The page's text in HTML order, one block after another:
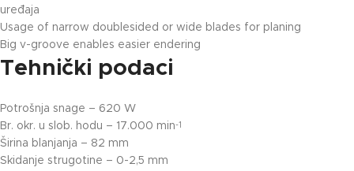
uređaja
Usage of narrow doublesided or wide blades for planing
Big v-groove enables easier endering
Tehnički podaci
Potrošnja snage – 620 W
Br. okr. u slob. hodu – 17.000 min-1
Širina blanjanja – 82 mm
Skidanje strugotine – 0-2,5 mm